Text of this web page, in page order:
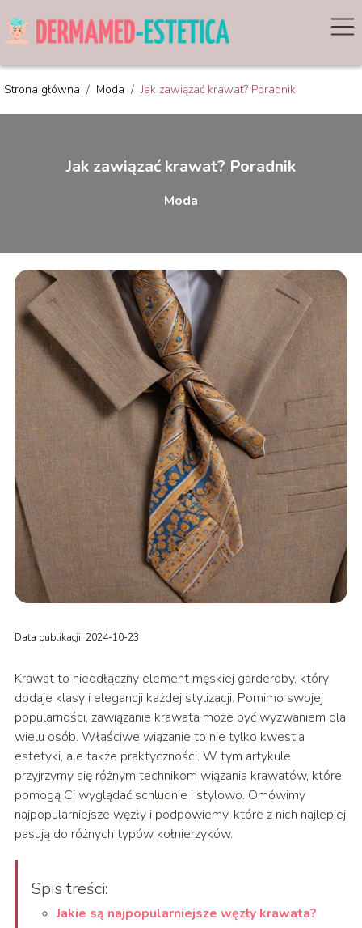
Strona główna / Moda /Jak zawiązać krawat? Poradnik
Jak zawiązać krawat? Poradnik
Moda
Data publikacji: 2024-10-23
Krawat to nieodłączny element męskiej garderoby, który
dodaje klasy i elegancji każdej stylizacji. Pomimo swojej
popularności, zawiązanie krawata może być wyzwaniem dla
wielu osób. Właściwe wiązanie to nie tylko kwestia
estetyki, ale także praktyczności. W tym artykule
przyjrzymy się różnym technikom wiązania krawatów, które
pomogą Ci wyglądać schludnie i stylowo. Omówimy
najpopularniejsze węzły i podpowiemy, które z nich najlepiej
pasują do różnych typów kołnierzyków.
Spis treści:
Jakie są najpopularniejsze węzły krawata?